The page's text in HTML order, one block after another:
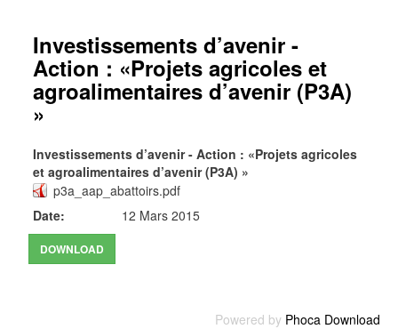
Investissements d’avenir -
Action : «Projets agricoles et
agroalimentaires d’avenir (P3A)
»
Investissements d’avenir - Action : «Projets agricoles
et agroalimentaires d’avenir (P3A) »
p3a_aap_abattoirs.pdf
Date:
12 Mars 2015
Powered by Phoca Download